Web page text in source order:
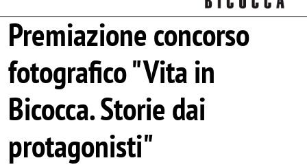
Premiazione concorso
fotografico "Vita in
Bicocca. Storie dai
protagonisti"